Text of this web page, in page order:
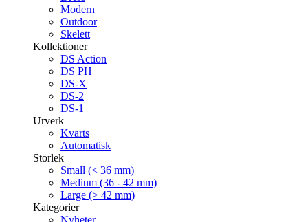
Modern
Outdoor
Skelett
Kollektioner
DS Action
DS PH
DS-X
DS-2
DS-1
Urverk
Kvarts
Automatisk
Storlek
Small (< 36 mm)
Medium (36 - 42 mm)
Large (> 42 mm)
Kategorier